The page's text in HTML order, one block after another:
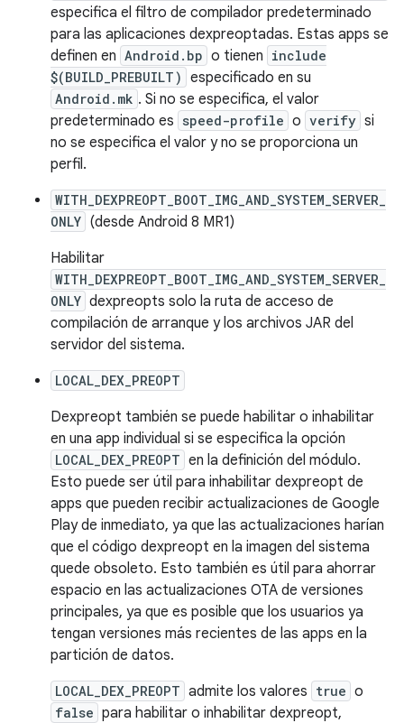
especifica el filtro de compilador predeterminado
para las aplicaciones dexpreoptadas. Estas apps se
definen en Android.bp o tienen include
$(BUILD_PREBUILT) especificado en su
Android.mk . Si no se especifica, el valor
predeterminado es speed-profile o verify si
no se especifica el valor y no se proporciona un
perfil.
WITH_DEXPREOPT_BOOT_IMG_AND_SYSTEM_SERVER_
ONLY (desde Android 8 MR1)
Habilitar
WITH_DEXPREOPT_BOOT_IMG_AND_SYSTEM_SERVER_
ONLY dexpreopts solo la ruta de acceso de
compilación de arranque y los archivos JAR del
servidor del sistema.
LOCAL_DEX_PREOPT
Dexpreopt también se puede habilitar o inhabilitar
en una app individual si se especifica la opción
LOCAL_DEX_PREOPT en la definición del módulo.
Esto puede ser útil para inhabilitar dexpreopt de
apps que pueden recibir actualizaciones de Google
Play de inmediato, ya que las actualizaciones harían
que el código dexpreopt en la imagen del sistema
quede obsoleto. Esto también es útil para ahorrar
espacio en las actualizaciones OTA de versiones
principales, ya que es posible que los usuarios ya
tengan versiones más recientes de las apps en la
partición de datos.
LOCAL_DEX_PREOPT admite los valores true o
false para habilitar o inhabilitar dexpreopt,